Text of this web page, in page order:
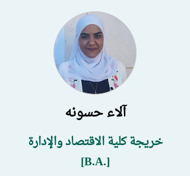
آلاء حسونه
خريجة كلية الاقتصاد والإدارة
[.B.A]